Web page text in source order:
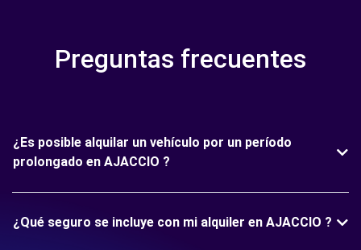
Preguntas frecuentes
¿Es posible alquilar un vehículo por un período
prolongado en AJACCIO ?
¿Qué seguro se incluye con mi alquiler en AJACCIO ?